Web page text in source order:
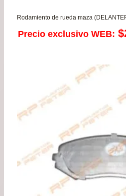
Precio exclusivo WEB: $